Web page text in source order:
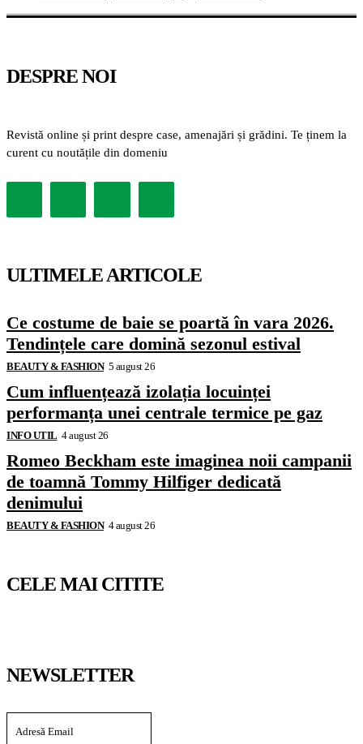
DESPRE NOI
Revistă online și print despre case, amenajări și grădini. Te ținem la
curent cu noutățile din domeniu
ULTIMELE ARTICOLE
Ce costume de baie se poartă în vara 2026.
Tendințele care domină sezonul estival
BEAUTY & FASHION 5 august 26
Cum influențează izolația locuinței
performanța unei centrale termice pe gaz
INFO UTIL 4 august 26
Romeo Beckham este imaginea noii campanii
de toamnă Tommy Hilfiger dedicată
denimului
BEAUTY & FASHION 4 august 26
CELE MAI CITITE
NEWSLETTER